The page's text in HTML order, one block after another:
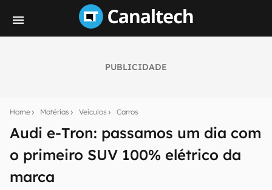
PUBLICIDADE
Home Matérias Veículos Carros
Audi e-Tron: passamos um dia com
o primeiro SUV 100% elétrico da
marca
notícias e reviews sobre tecnologia em primeira
mão.
E-mail